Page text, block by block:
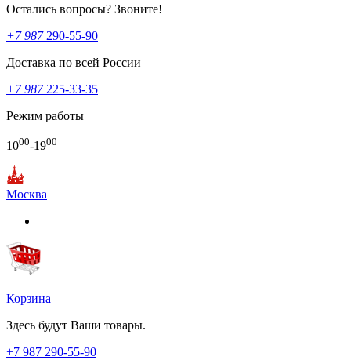
Остались вопросы? Звоните!
+7 987290-55-90
Доставка по всей России
+7 987225-33-35
Режим работы
1000-1900
Москва
Корзина
Здесь будут Ваши товары.
+7 987 290-55-90